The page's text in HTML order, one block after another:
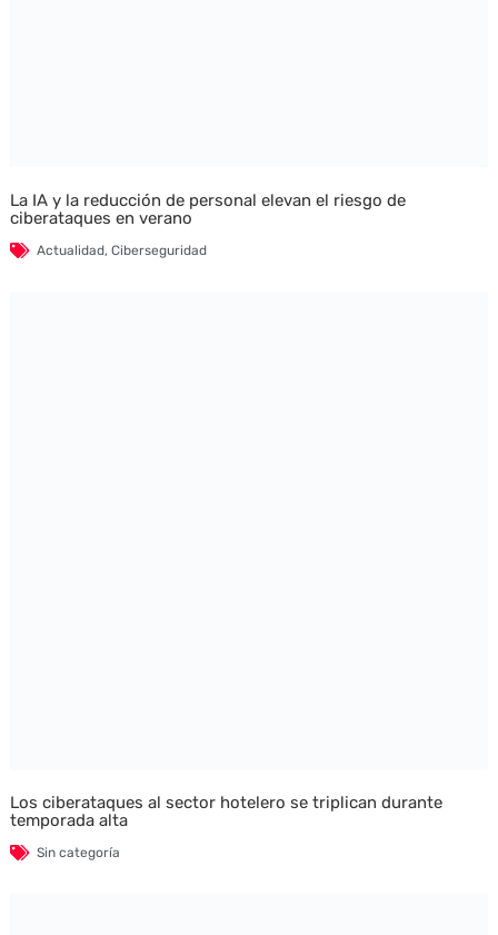
La IA y la reducción de personal elevan el riesgo de
ciberataques en verano
Actualidad, Ciberseguridad
Los ciberataques al sector hotelero se triplican durante
temporada alta
Sin categoría